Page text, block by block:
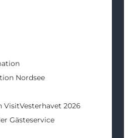
Nordsee
VisitVesterhavet 2026
Gästeservice